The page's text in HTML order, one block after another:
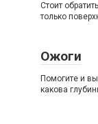
Стоит
только
Ожоги
Помогите и
какова